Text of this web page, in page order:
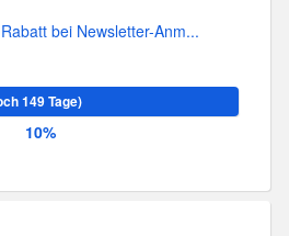
bei Newsletter-Anm...
149 Tage)
10%